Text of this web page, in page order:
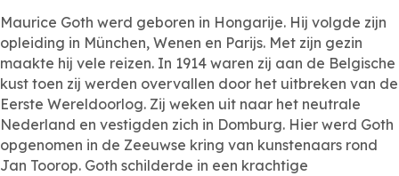
Maurice Goth werd geboren in Hongarije. Hij volgde zijn
opleiding in München, Wenen en Parijs. Met zijn gezin
maakte hij vele reizen. In 1914 waren zij aan de Belgische
kust toen zij werden overvallen door het uitbreken van de
Eerste Wereldoorlog. Zij weken uit naar het neutrale
Nederland en vestigden zich in Domburg. Hier werd Goth
opgenomen in de Zeeuwse kring van kunstenaars rond
Jan Toorop. Goth schilderde in een krachtige